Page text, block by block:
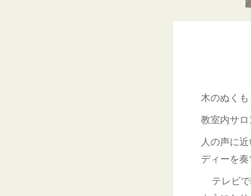
木のぬく
教室内サロ
人の声に
ディーを奏
テレビで